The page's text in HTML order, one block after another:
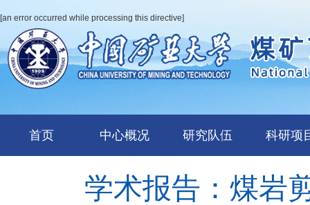
[an error occurred while processing this directive]
首页 中心概况 研究队伍 科研项
学术报告：煤岩